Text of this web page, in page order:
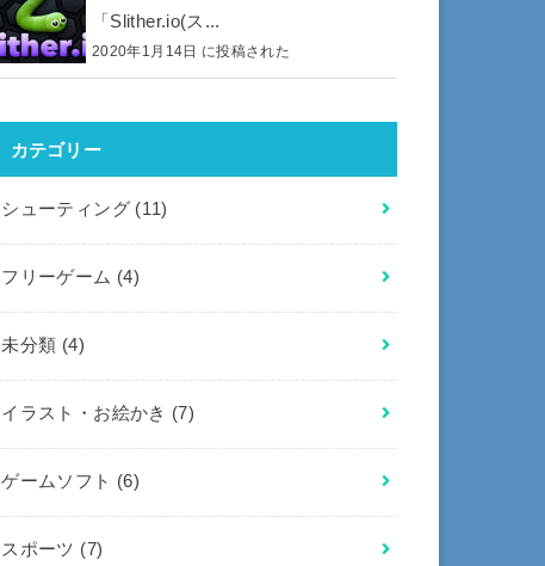
「Slither.io(ス...
2020年1月14日 に投稿された
カテゴリー
シューティング (11)
フリーゲーム (4)
未分類 (4)
イラスト・お絵かき (7)
ゲームソフト (6)
スポーツ (7)